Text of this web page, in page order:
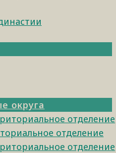
округа
отделение
отделение
отделение